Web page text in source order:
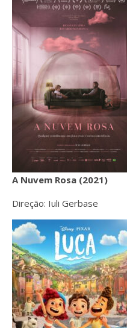
A Nuvem Rosa (2021)
Direção: Iuli Gerbase